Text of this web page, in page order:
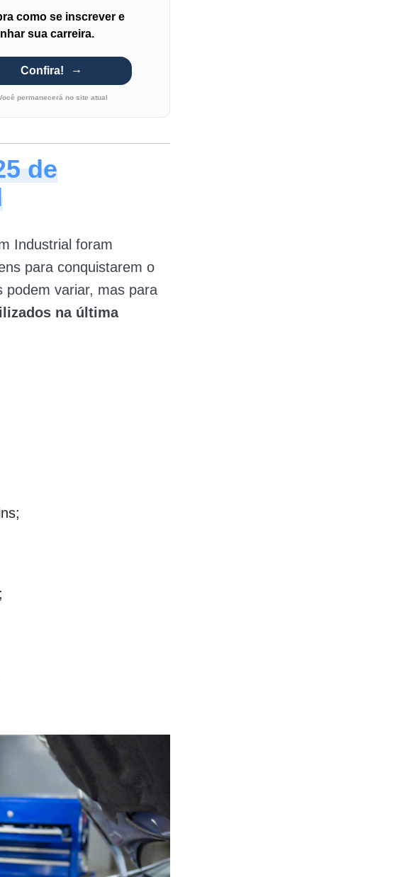
como se inscrever e
sua carreira.
Confira!
permanecerá no site atual
de
Industrial foram
para conquistarem o
podem variar, mas para
na última